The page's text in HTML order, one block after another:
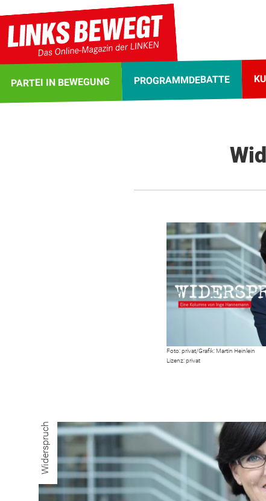
PARTEI IN BEWEGUNG PROGRAMMDEBATTE
privat/Grafik: Martin Heinlein
privat
Widerspruch